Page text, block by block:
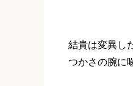
結貴は変異し
つかさの腕に